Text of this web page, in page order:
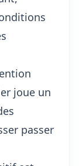
joue un
passer